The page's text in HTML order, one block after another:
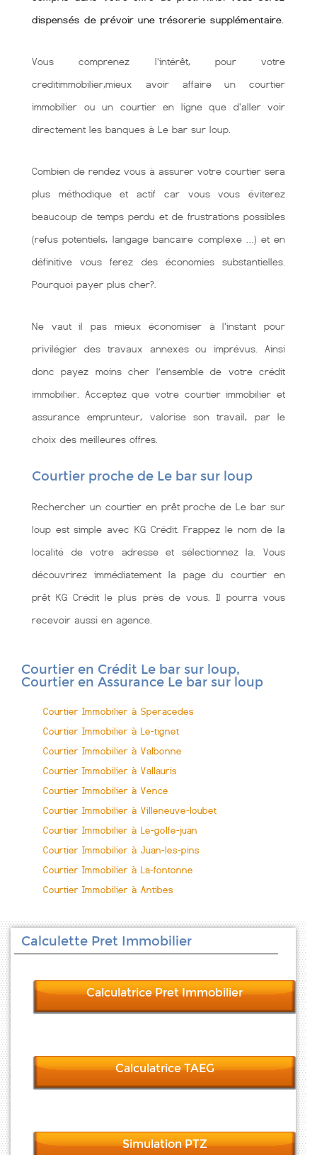
dispensés de prévoir une trésorerie supplémentaire.
Vous comprenez l'intérêt, pour votre
creditimmobilier,mieux avoir affaire un courtier
immobilier ou un courtier en ligne que d'aller voir
directement les banques à Le bar sur loup.
Combien de rendez vous à assurer votre courtier sera
plus méthodique et actif car vous vous éviterez
beaucoup de temps perdu et de frustrations possibles
(refus potentiels, langage bancaire complexe …) et en
définitive vous ferez des économies substantielles.
Pourquoi payer plus cher?.
Ne vaut il pas mieux économiser à l'instant pour
privilégier des travaux annexes ou imprévus. Ainsi
donc payez moins cher l’ensemble de votre crédit
immobilier. Acceptez que votre courtier immobilier et
assurance emprunteur, valorise son travail, par le
choix des meilleures offres.
Courtier proche de Le bar sur loup
Rechercher un courtier en prêt proche de Le bar sur
loup est simple avec KG Crédit. Frappez le nom de la
localité de votre adresse et sélectionnez la. Vous
découvrirez immédiatement la page du courtier en
prêt KG Crédit le plus près de vous. Il pourra vous
recevoir aussi en agence.
Courtier en Crédit Le bar sur loup,
Courtier en Assurance Le bar sur loup
Courtier Immobilier à Speracedes
Courtier Immobilier à Le-tignet
Courtier Immobilier à Valbonne
Courtier Immobilier à Vallauris
Courtier Immobilier à Vence
Courtier Immobilier à Villeneuve-loubet
Courtier Immobilier à Le-golfe-juan
Courtier Immobilier à Juan-les-pins
Courtier Immobilier à La-fontonne
Courtier Immobilier à Antibes
Calculette Pret Immobilier
Calculatrice Pret Immobilier
Calculatrice TAEG
Simulation PTZ